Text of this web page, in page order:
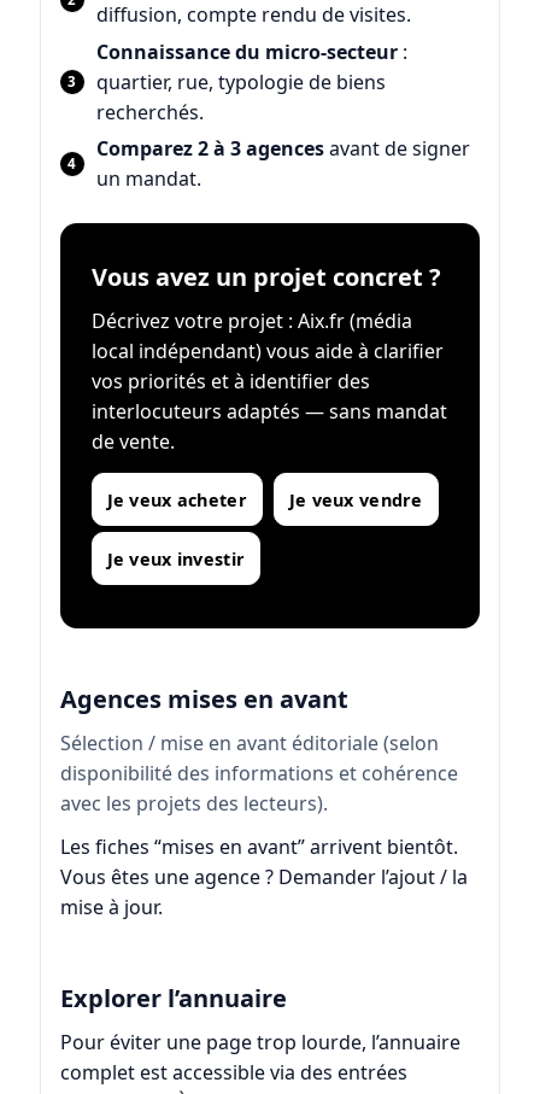
diffusion, compte rendu de visites.
Connaissance du micro-secteur:
quartier, rue, typologie de biens
recherchés.
Comparez 2 à 3 agencesavant de signer
un mandat.
Vous avez un projet concret ?
Décrivez votre projet : Aix.fr (média
local indépendant) vous aide à clarifier
vos priorités et à identifier des
interlocuteurs adaptés — sans mandat
de vente.
Je veux acheter Je veux vendre
Je veux investir
Agences mises en avant
Sélection / mise en avant éditoriale (selon
disponibilité des informations et cohérence
avec les projets des lecteurs).
Les fiches “mises en avant” arrivent bientôt.
Vous êtes une agence ? Demander l’ajout / la
mise à jour.
Explorer l’annuaire
Pour éviter une page trop lourde, l’annuaire
complet est accessible via des entrées